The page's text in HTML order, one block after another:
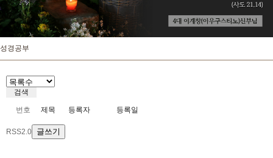
성경공부
번호 제목 등록자 등록일
RSS2.0 글쓰기